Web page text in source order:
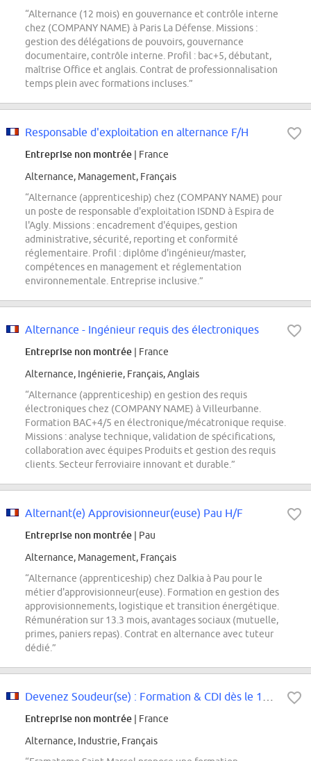
“Alternance (12 mois) en gouvernance et contrôle interne
chez (COMPANY NAME) à Paris La Défense. Missions :
gestion des délégations de pouvoirs, gouvernance
documentaire, contrôle interne. Profil : bac+5, débutant,
maîtrise Office et anglais. Contrat de professionnalisation
temps plein avec formations incluses.”
Responsable d'exploitation en alternance F/H
Entreprise non montrée | France
Alternance, Management, Français
“Alternance (apprenticeship) chez (COMPANY NAME) pour
un poste de responsable d'exploitation ISDND à Espira de
l'Agly. Missions : encadrement d'équipes, gestion
administrative, sécurité, reporting et conformité
réglementaire. Profil : diplôme d'ingénieur/master,
compétences en management et réglementation
environnementale. Entreprise inclusive.”
Alternance - Ingénieur requis des électroniques
Entreprise non montrée | France
Alternance, Ingénierie, Français, Anglais
“Alternance (apprenticeship) en gestion des requis
électroniques chez (COMPANY NAME) à Villeurbanne.
Formation BAC+4/5 en électronique/mécatronique requise.
Missions : analyse technique, validation de spécifications,
collaboration avec équipes Produits et gestion des requis
clients. Secteur ferroviaire innovant et durable.”
Alternant(e) Approvisionneur(euse) Pau H/F
Entreprise non montrée | Pau
Alternance, Management, Français
“Alternance (apprenticeship) chez Dalkia à Pau pour le
métier d'approvisionneur(euse). Formation en gestion des
approvisionnements, logistique et transition énergétique.
Rémunération sur 13.3 mois, avantages sociaux (mutuelle,
primes, paniers repas). Contrat en alternance avec tuteur
dédié.”
Entreprise non montrée | France
Alternance, Industrie, Français